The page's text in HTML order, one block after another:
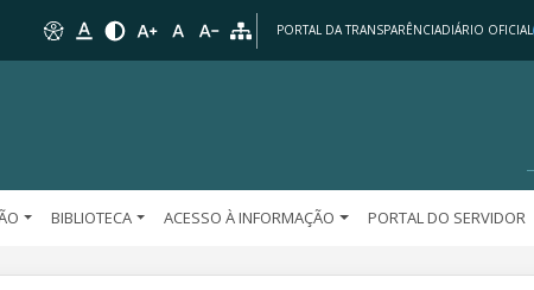
PORTAL DA TRANSPARÊNCIADIÁRIO OFICIAL
BIBLIOTECA ACESSO À INFORMAÇÃO PORTAL DO SERVIDOR